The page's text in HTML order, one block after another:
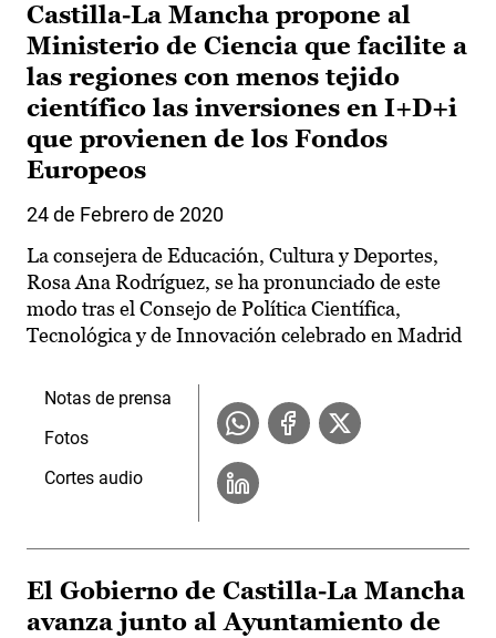
Castilla-La Mancha propone al
Ministerio de Ciencia que facilite a
las regiones con menos tejido
científico las inversiones en I+D+i
que provienen de los Fondos
Europeos
24 de Febrero de 2020
La consejera de Educación, Cultura y Deportes,
Rosa Ana Rodríguez, se ha pronunciado de este
modo tras el Consejo de Política Científica,
Tecnológica y de Innovación celebrado en Madrid
Notas de prensa
Fotos
Cortes audio
El Gobierno de Castilla-La Mancha
avanza junto al Ayuntamiento de